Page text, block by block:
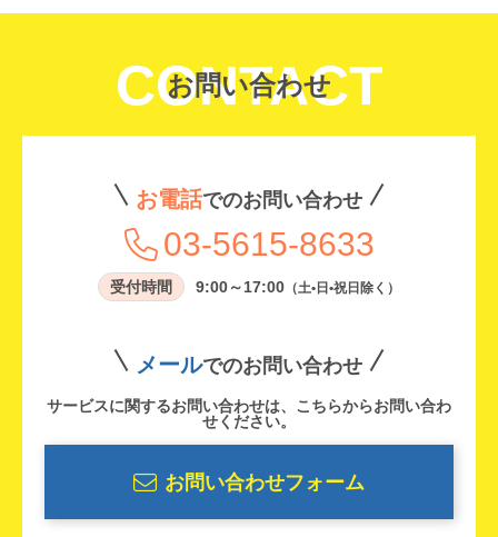
お問い合わせ
CONTACT
お電話でのお問い合わせ
03-5615-8633
受付時間 9:00～17:00 （土•日•祝日除く）
メールでのお問い合わせ
サービスに関するお問い合わせは、こちらからお問い合わ
せください。
お問い合わせフォーム